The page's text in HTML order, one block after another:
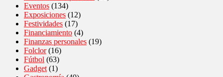
Eventos (134)
Exposiciones (12)
Festividades (17)
Financiamiento (4)
Finanzas personales (19)
Folclor(16)
Fútbol (63)
Gadget (1)